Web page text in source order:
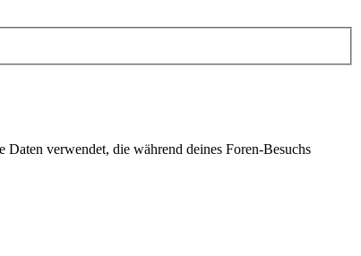
verwendet, die während deines Foren-Besuchs